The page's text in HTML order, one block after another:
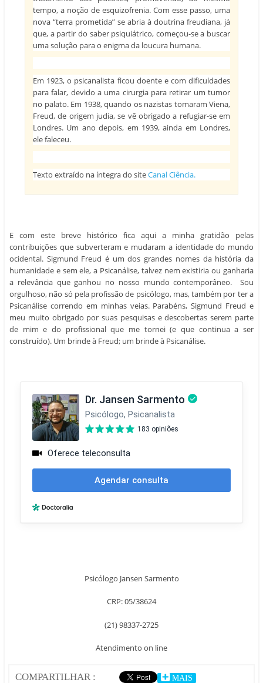
tempo, a noção de esquizofrenia. Com esse passo, uma
nova “terra prometida” se abria à doutrina freudiana, já
que, a partir do saber psiquiátrico, começou-se a buscar
uma solução para o enigma da loucura humana.
Em 1923, o psicanalista ficou doente e com dificuldades
para falar, devido a uma cirurgia para retirar um tumor
no palato. Em 1938, quando os nazistas tomaram Viena,
Freud, de origem judia, se vê obrigado a refugiar-se em
Londres. Um ano depois, em 1939, ainda em Londres,
ele faleceu.
Texto extraído na íntegra do siteCanal Ciência.
E com este breve histórico fica aqui a minha gratidão pelas
contribuições que subverteram e mudaram a identidade do mundo
ocidental. Sigmund Freud é um dos grandes nomes da história da
humanidade e sem ele, a Psicanálise, talvez nem existiria ou ganharia
a relevância que ganhou no nosso mundo contemporâneo. Sou
orgulhoso, não só pela profissão de psicólogo, mas, também por ter a
Psicanálise correndo em minhas veias. Parabéns, Sigmund Freud e
meu muito obrigado por suas pesquisas e descobertas serem parte
de mim e do profissional que me tornei (e que continua a ser
construído). Um brinde à Freud; um brinde à Psicanálise.
Psicólogo Jansen Sarmento
CRP: 05/38624
(21) 98337-2725
Atendimento on line
COMPARTILHAR : MAIS